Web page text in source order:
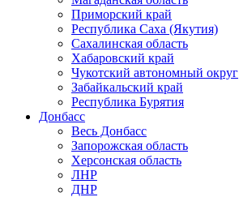
Приморский край
Республика Саха (Якутия)
Сахалинская область
Хабаровский край
Чукотский автономный округ
Забайкальский край
Республика Бурятия
Донбасс
Весь Донбасс
Запорожская область
Херсонская область
ЛНР
ДНР